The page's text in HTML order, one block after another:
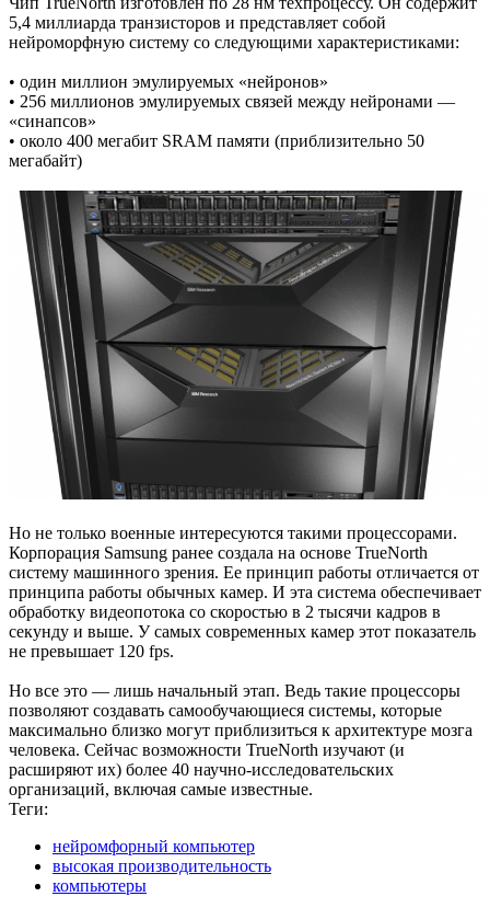
5,4 миллиарда транзисторов и представляет собой
нейроморфную систему со следующими характеристиками:
• один миллион эмулируемых «нейронов»
• 256 миллионов эмулируемых связей между нейронами —
«синапсов»
• около 400 мегабит SRAM памяти (приблизительно 50
мегабайт)
Но не только военные интересуются такими процессорами.
Корпорация Samsung ранее создала на основе TrueNorth
систему машинного зрения. Ее принцип работы отличается от
принципа работы обычных камер. И эта система обеспечивает
обработку видеопотока со скоростью в 2 тысячи кадров в
секунду и выше. У самых современных камер этот показатель
не превышает 120 fps.
Но все это — лишь начальный этап. Ведь такие процессоры
позволяют создавать самообучающиеся системы, которые
максимально близко могут приблизиться к архитектуре мозга
человека. Сейчас возможности TrueNorth изучают (и
расширяют их) более 40 научно-исследовательских
организаций, включая самые известные.
Теги:
нейромфорный компьютер
высокая производительность
компьютеры